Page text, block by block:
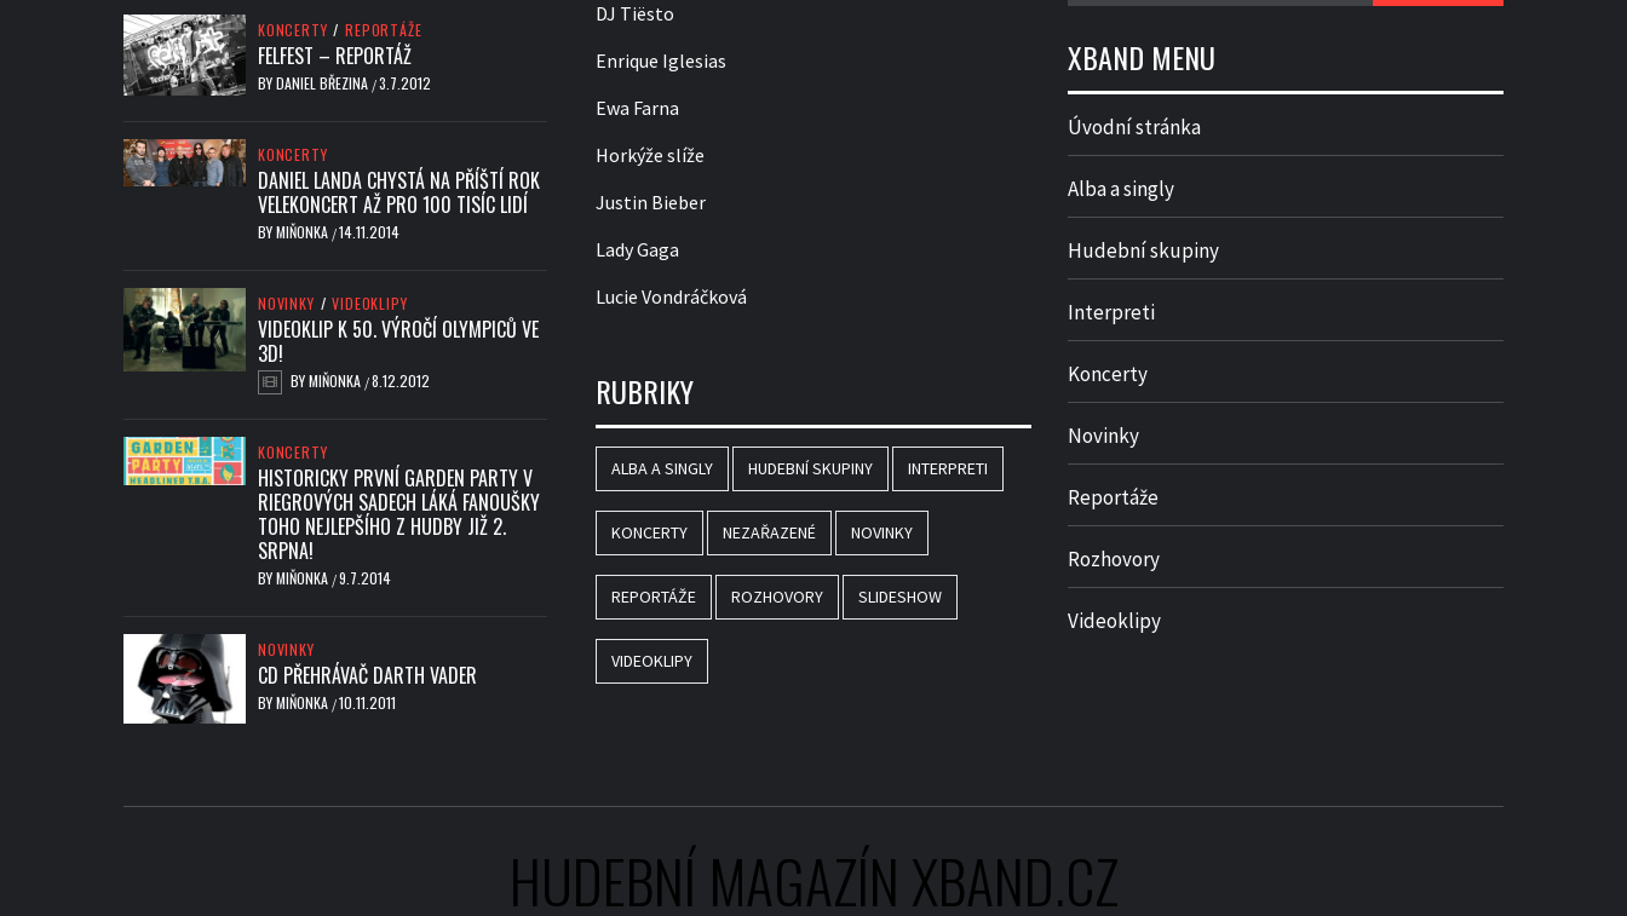
KONCERTY / REPORTÁŽE
FELFEST – REPORTÁŽ
BYDANIEL BŘEZINA /3.7.2012
KONCERTY
DANIEL LANDA CHYSTÁ NA PŘÍŠTÍ ROK
VELEKONCERT AŽ PRO 100 TISÍC LIDÍ
BYMIŇONKA /14.11.2014
NOVINKY / VIDEOKLIPY
VIDEOKLIP K 50. VÝROČÍ OLYMPICŮ VE
3D!
BYMIŇONKA /8.12.2012
KONCERTY
HISTORICKY PRVNÍ GARDEN PARTY V
RIEGROVÝCH SADECH LÁKÁ FANOUŠKY
TOHO NEJLEPŠÍHO Z HUDBY JIŽ 2.
SRPNA!
BYMIŇONKA /9.7.2014
NOVINKY
CD PŘEHRÁVAČ DARTH VADER
BYMIŇONKA /10.11.2011
DJ Tiësto
Enrique Iglesias
Ewa Farna
Horkýže slíže
Justin Bieber
Lady Gaga
Lucie Vondráčková
RUBRIKY
ALBA A SINGLY HUDEBNÍ SKUPINY INTERPRETI
KONCERTY NEZAŘAZENÉ NOVINKY
REPORTÁŽE ROZHOVORY SLIDESHOW
VIDEOKLIPY
XBAND MENU
Úvodní stránka
Alba a singly
Hudební skupiny
Interpreti
Koncerty
Novinky
Reportáže
Rozhovory
Videoklipy
HUDEBNÍ MAGAZÍN XBAND.CZ